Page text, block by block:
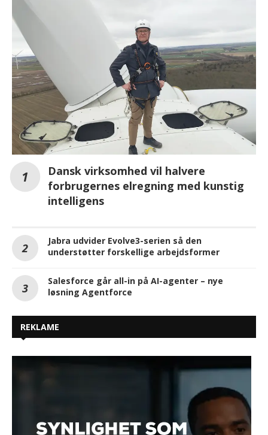
Dansk virksomhed vil halvere
forbrugernes elregning med kunstig
intelligens
Jabra udvider Evolve3-serien så den
understøtter forskellige arbejdsformer
Salesforce går all-in på AI-agenter – nye
løsning Agentforce
REKLAME